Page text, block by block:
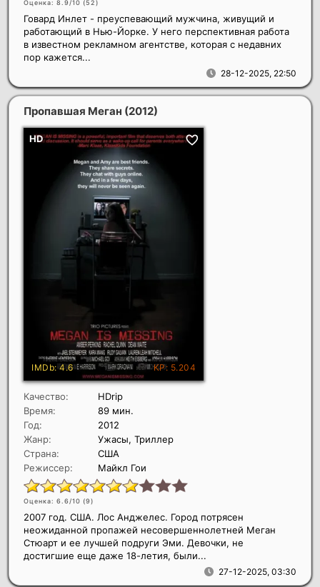
Оценка: 8.9/10 (52)
28-12-2025, 22:50
Говард Инлет - преуспевающий мужчина, живущий и
работающий в Нью-Йорке. У него перспективная работа
в известном рекламном агентстве, которая с недавних
пор кажется...
Пропавшая Меган (2012)
Качество:
HDrip
Время:
89 мин.
Год:
2012
Жанр:
Ужасы, Триллер
Страна:
США
Режиссер:
Майкл Гои
Оценка: 6.6/10 (9)
27-12-2025, 03:30
2007 год. США. Лос Анджелес. Город потрясен
неожиданной пропажей несовершеннолетней Меган
Стюарт и ее лучшей подруги Эми. Девочки, не
достигшие еще даже 18-летия, были...